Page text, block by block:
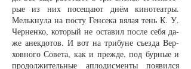
рые из них по­се­ща­ют днём ки­но­те­ат­ры.
Мельк­ну­ла на пос­ту Ген­се­ка вя­лая тень К. У.
Чер­нен­ко, ко­то­рый не оста­вил пос­ле се­бя да­
же анек­до­тов. И вот на три­бу­не съез­да Вер­
хов­но­го Со­ве­та, как и преж­де, под бур­ные и
про­дол­жи­тель­ные ап­ло­дис­мен­ты по­явил­ся